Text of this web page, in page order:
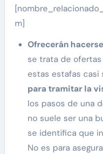
m]
Ofrecerán
se trata de
estas estafas casi
para tramitar la
los pasos de una
no suele ser una
se identifica que
No es para